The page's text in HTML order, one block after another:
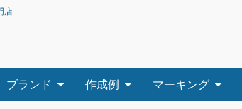
店
ブランド 作成例 マーキング